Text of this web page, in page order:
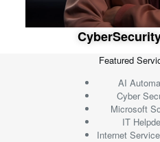
CyberSecurit
Featured
AI
Cyber
Microsoft
IT
Internet